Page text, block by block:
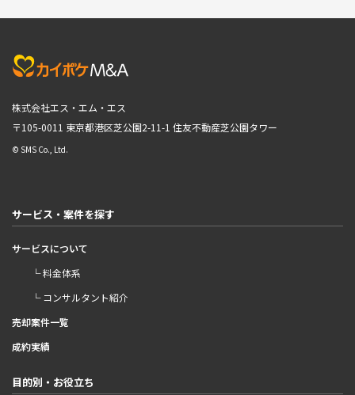
株式会社エス・エム・エス
〒105-0011 東京都港区芝公園2-11-1 住友不動産芝公園タワー
© SMS Co., Ltd.
サービス・案件を探す
サービスについて
└ 料金体系
└ コンサルタント紹介
売却案件一覧
成約実績
目的別・お役立ち